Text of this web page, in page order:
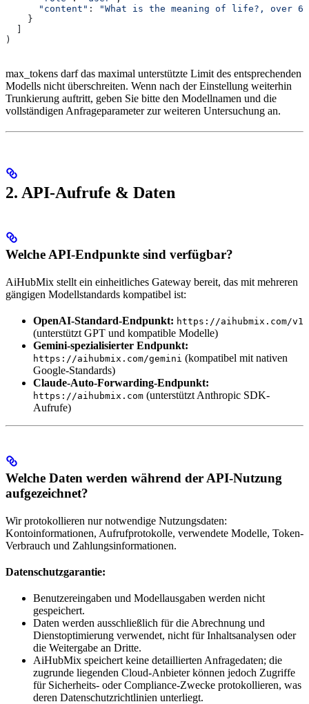
      "content"
:
"What is the meaning of life?, over
    }
)
max_tokens darf das maximal unterstützte Limit des entsprechenden
Modells nicht überschreiten. Wenn nach der Einstellung weiterhin
Trunkierung auftritt, geben Sie bitte den Modellnamen und die
vollständigen Anfrageparameter zur weiteren Untersuchung an.
2. API-Aufrufe & Daten
Welche API-Endpunkte sind verfügbar?
AiHubMix stellt ein einheitliches Gateway bereit, das mit mehreren
gängigen Modellstandards kompatibel ist:
OpenAI-Standard-Endpunkt: https://aihubmix.com/v1
(unterstützt GPT und kompatible Modelle)
Gemini-spezialisierter Endpunkt:
https://aihubmix.com/gemini (kompatibel mit nativen
Google-Standards)
Claude-Auto-Forwarding-Endpunkt:
https://aihubmix.com (unterstützt Anthropic SDK-
Aufrufe)
Welche Daten werden während der API-Nutzung
aufgezeichnet?
Wir protokollieren nur notwendige Nutzungsdaten:
Kontoinformationen, Aufrufprotokolle, verwendete Modelle, Token-
Verbrauch und Zahlungsinformationen.
Datenschutzgarantie:
Benutzereingaben und Modellausgaben werden nicht
gespeichert.
Daten werden ausschließlich für die Abrechnung und
Dienstoptimierung verwendet, nicht für Inhaltsanalysen oder
die Weitergabe an Dritte.
AiHubMix speichert keine detaillierten Anfragedaten; die
zugrunde liegenden Cloud-Anbieter können jedoch Zugriffe
für Sicherheits- oder Compliance-Zwecke protokollieren, was
deren Datenschutzrichtlinien unterliegt.